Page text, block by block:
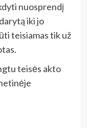
nuosprendį
iki jo
teisiamas tik už
teisės akto